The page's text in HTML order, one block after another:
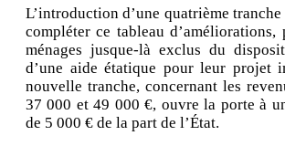
L’introduction d’une quatrième
compléter ce tableau d’améliorations,
ménages jusque-là exclus du
d’une aide étatique pour leur projet
nouvelle tranche, concernant les
37 000 et 49 000 €, ouvre la porte à
de 5 000 € de la part de l’État.